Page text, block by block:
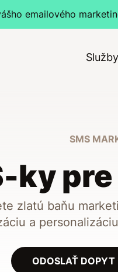
emailového
Služby
SMS
ky
zlatú baňu
a
ODOSLAŤ DOPYT